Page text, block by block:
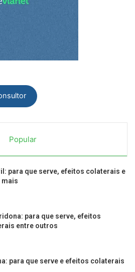
Popular
para que serve, efeitos colaterais e
mais
para que serve, efeitos
entre outros
para que serve e efeitos colaterais